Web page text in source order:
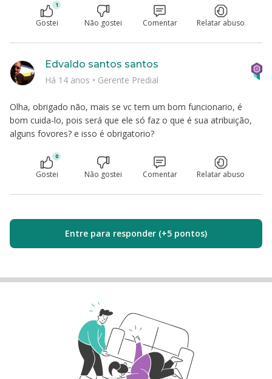
1
Gostei Não gostei Comentar Relatar abuso
Olha, obrigado não, mais se vc tem um bom funcionario, é
bom cuida-lo, pois será que ele só faz o que é sua atribuição,
alguns fovores? e isso é obrigatorio?
Edvaldo santos santos
Há 14 anos • Gerente Predial
0
Gostei Não gostei Comentar Relatar abuso
Entre para responder (+5 pontos)